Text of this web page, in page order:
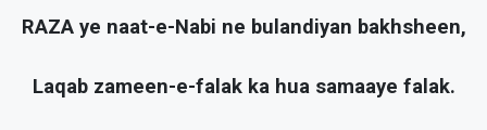
RAZA ye naat-e-Nabi ne bulandiyan bakhsheen,
Laqab zameen-e-falak ka hua samaaye falak.